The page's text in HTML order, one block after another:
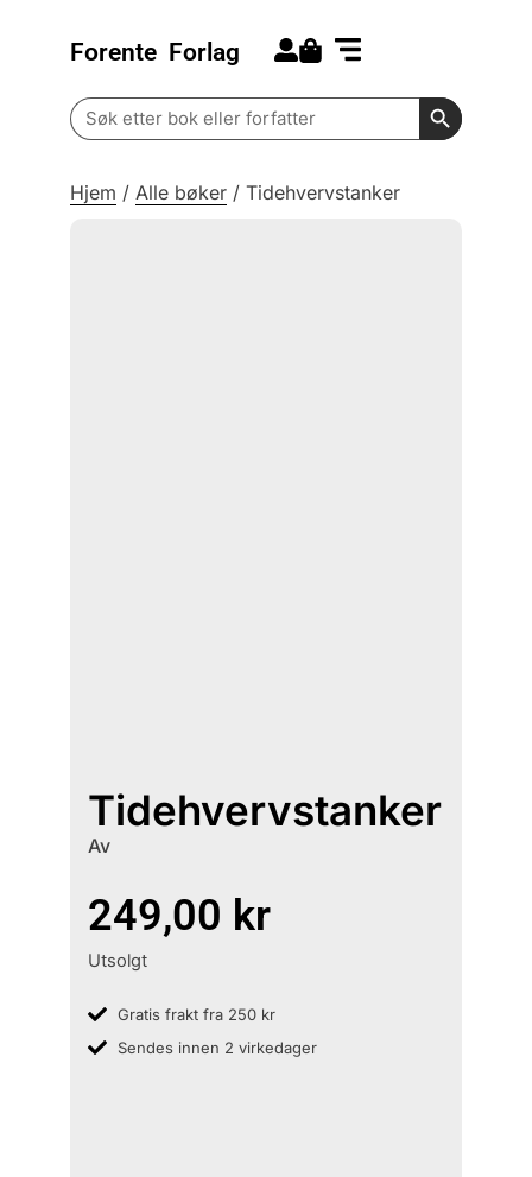
Forente Forlag
Search
for:
Search
Hjem / Alle bøker / Tidehvervstanker
Tidehvervstanker
Av
249,00 kr
Utsolgt
Gratis frakt fra 250 kr
Sendes innen 2 virkedager